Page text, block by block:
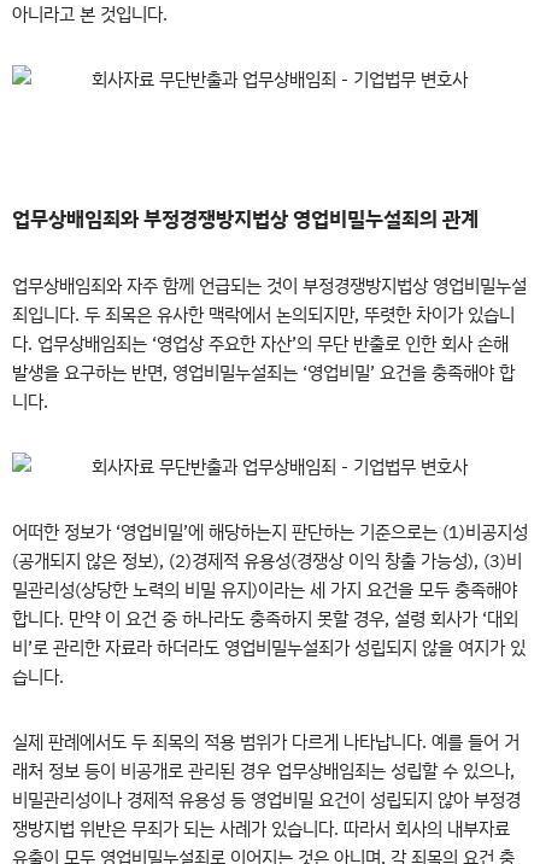
아니라고 본 것입니다.
업무상배임죄와 부정경쟁방지법상 영업비밀누설죄의 관계
업무상배임죄와 자주 함께 언급되는 것이 부정경쟁방지법상 영업비밀누설
죄입니다. 두 죄목은 유사한 맥락에서 논의되지만, 뚜렷한 차이가 있습니
다. 업무상배임죄는 ‘영업상 주요한 자산’의 무단 반출로 인한 회사 손해
발생을 요구하는 반면, 영업비밀누설죄는 ‘영업비밀’ 요건을 충족해야 합
니다.
어떠한 정보가 ‘영업비밀’에 해당하는지 판단하는 기준으로는 (1)비공지성
(공개되지 않은 정보), (2)경제적 유용성(경쟁상 이익 창출 가능성), (3)비
밀관리성(상당한 노력의 비밀 유지)이라는 세 가지 요건을 모두 충족해야
합니다. 만약 이 요건 중 하나라도 충족하지 못할 경우, 설령 회사가 ‘대외
비’로 관리한 자료라 하더라도 영업비밀누설죄가 성립되지 않을 여지가 있
습니다.
실제 판례에서도 두 죄목의 적용 범위가 다르게 나타납니다. 예를 들어 거
래처 정보 등이 비공개로 관리된 경우 업무상배임죄는 성립할 수 있으나,
비밀관리성이나 경제적 유용성 등 영업비밀 요건이 성립되지 않아 부정경
쟁방지법 위반은 무죄가 되는 사례가 있습니다. 따라서 회사의 내부자료
유출이 모두 영업비밀누설죄로 이어지는 것은 아니며, 각 죄목의 요건 충